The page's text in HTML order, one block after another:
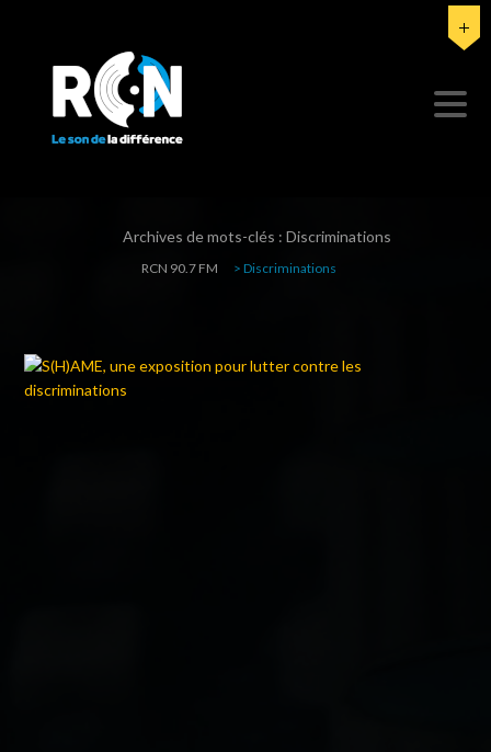
Archives de mots-clés : Discriminations
RCN 90.7 FM > Discriminations